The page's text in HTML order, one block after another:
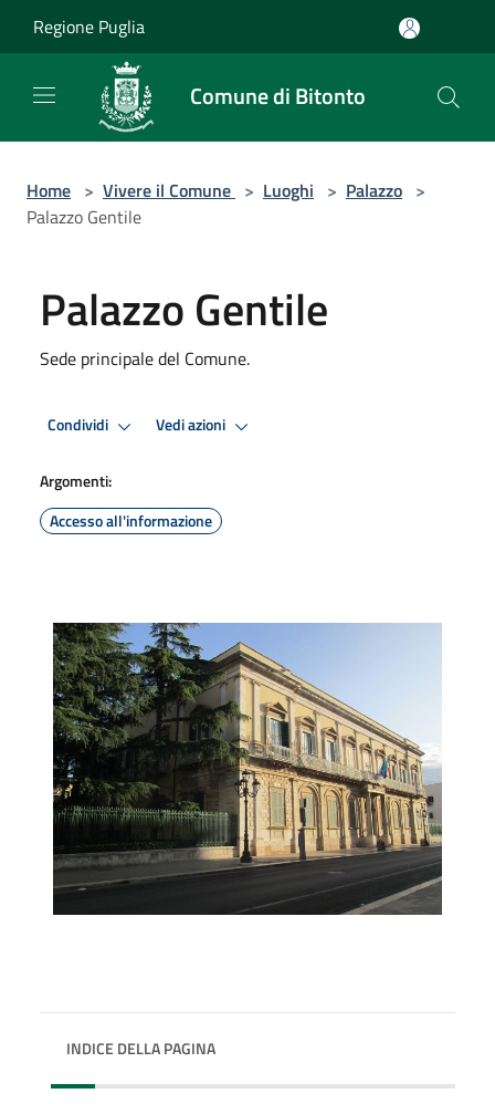
Regione Puglia
Comune di Bitonto
Home > Vivere il Comune > Luoghi > Palazzo >
Palazzo Gentile
Palazzo Gentile
Sede principale del Comune.
Condividi Vedi azioni
Argomenti:
Accesso all'informazione
INDICE DELLA PAGINA